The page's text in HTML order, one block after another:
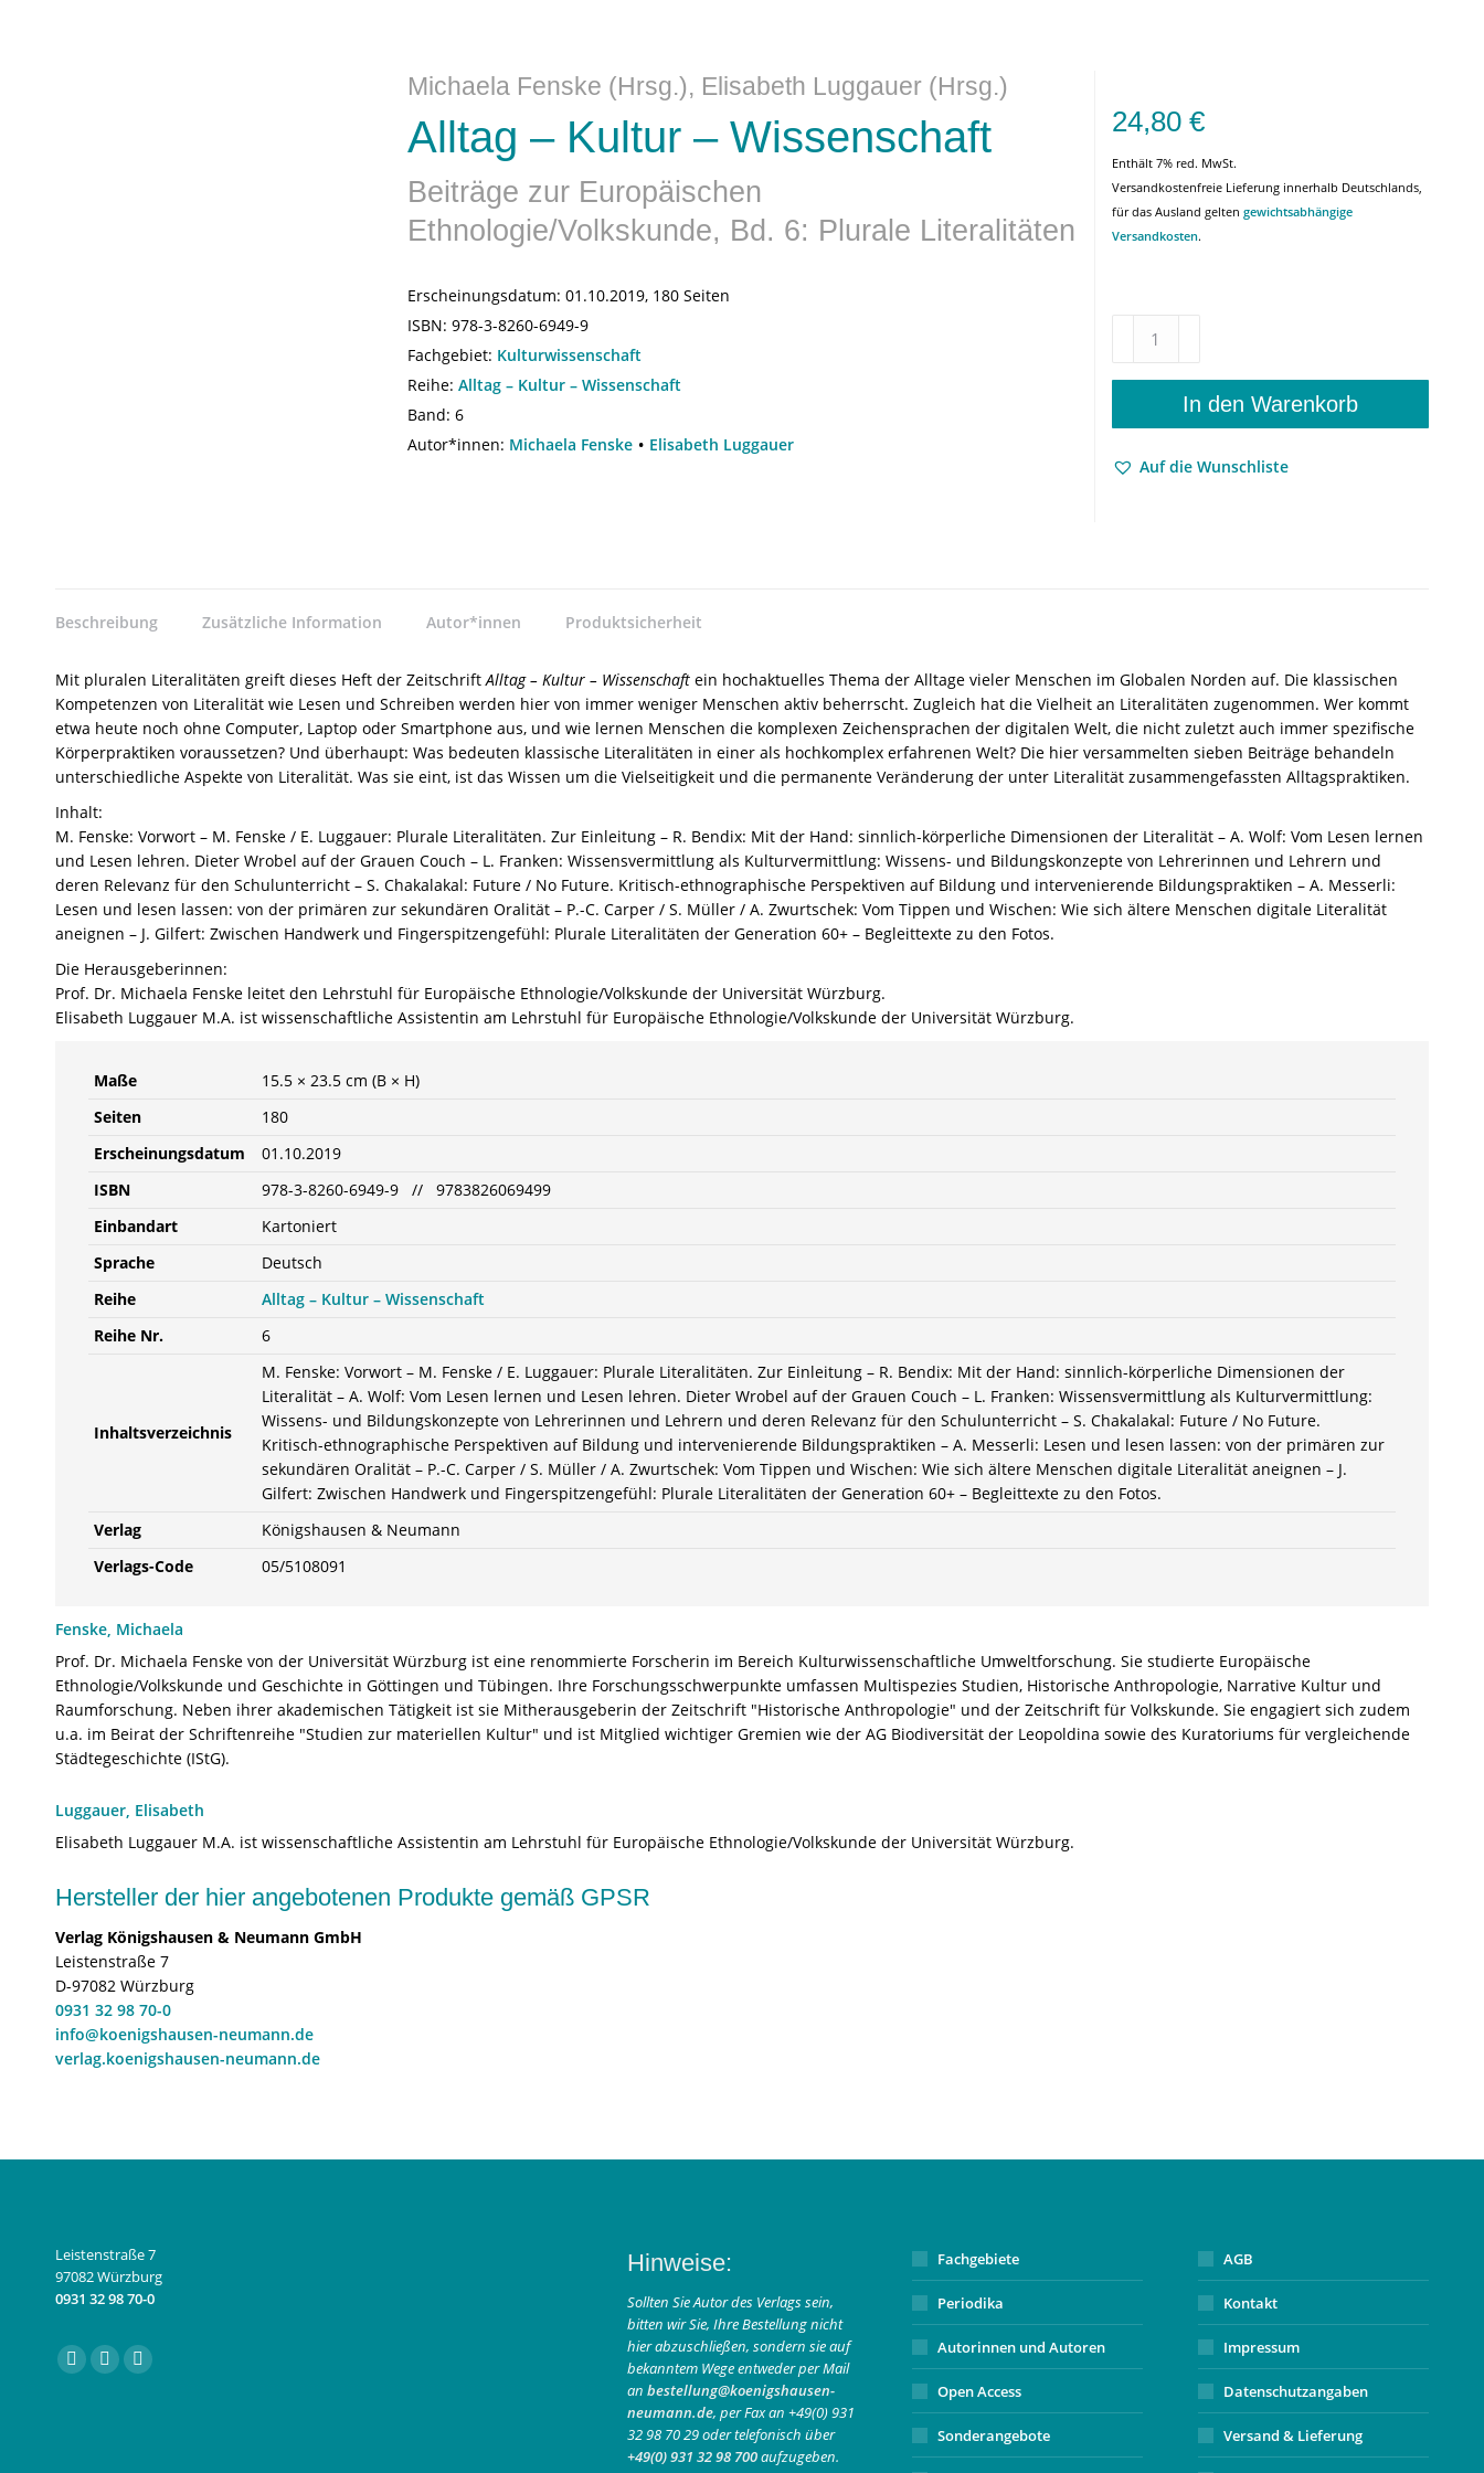
Michaela Fenske (Hrsg.), Elisabeth Luggauer (Hrsg.)
Alltag – Kultur – Wissenschaft
Beiträge zur Europäischen
Ethnologie/Volkskunde, Bd. 6: Plurale Literalitäten
Erscheinungsdatum: 01.10.2019, 180 Seiten
ISBN: 978-3-8260-6949-9
Fachgebiet: Kulturwissenschaft
Reihe: Alltag – Kultur – Wissenschaft
Band: 6
Autor*innen: Michaela Fenske Elisabeth Luggauer
24,80 €
Enthält 7% red. MwSt.
Versandkostenfreie Lieferung innerhalb Deutschlands,
für das Ausland gelten gewichtsabhängige
Versandkosten.
Wissenschaft
Beiträge
Michaela
Fenske
(Hrsg.),
Elisabeth
Luggauer
–
ISBN
9783826069499
/
In den Warenkorb
Auf die Wunschliste
Beschreibung Zusätzliche Information Autor*innen Produktsicherheit
Mit pluralen Literalitäten greift dieses Heft der ZeitschriftAlltag – Kultur – Wissenschaft ein hochaktuelles Thema der Alltage vieler Menschen im Globalen Norden auf. Die klassischen
Kompetenzen von Literalität wie Lesen und Schreiben werden hier von immer weniger Menschen aktiv beherrscht. Zugleich hat die Vielheit an Literalitäten zugenommen. Wer kommt
etwa heute noch ohne Computer, Laptop oder Smartphone aus, und wie lernen Menschen die komplexen Zeichensprachen der digitalen Welt, die nicht zuletzt auch immer spezifische
Körperpraktiken voraussetzen? Und überhaupt: Was bedeuten klassische Literalitäten in einer als hochkomplex erfahrenen Welt? Die hier versammelten sieben Beiträge behandeln
unterschiedliche Aspekte von Literalität. Was sie eint, ist das Wissen um die Vielseitigkeit und die permanente Veränderung der unter Literalität zusammengefassten Alltagspraktiken.
Inhalt:
M. Fenske: Vorwort – M. Fenske / E. Luggauer: Plurale Literalitäten. Zur Einleitung – R. Bendix: Mit der Hand: sinnlich-körperliche Dimensionen der Literalität – A. Wolf: Vom Lesen lernen
und Lesen lehren. Dieter Wrobel auf der Grauen Couch – L. Franken: Wissensvermittlung als Kulturvermittlung: Wissens- und Bildungskonzepte von Lehrerinnen und Lehrern und
deren Relevanz für den Schulunterricht – S. Chakalakal: Future / No Future. Kritisch-ethnographische Perspektiven auf Bildung und intervenierende Bildungspraktiken – A. Messerli:
Lesen und lesen lassen: von der primären zur sekundären Oralität – P.-C. Carper / S. Müller / A. Zwurtschek: Vom Tippen und Wischen: Wie sich ältere Menschen digitale Literalität
aneignen – J. Gilfert: Zwischen Handwerk und Fingerspitzengefühl: Plurale Literalitäten der Generation 60+ – Begleittexte zu den Fotos.
Die Herausgeberinnen:
Prof. Dr. Michaela Fenske leitet den Lehrstuhl für Europäische Ethnologie/Volkskunde der Universität Würzburg.
Elisabeth Luggauer M.A. ist wissenschaftliche Assistentin am Lehrstuhl für Europäische Ethnologie/Volkskunde der Universität Würzburg.
Maße
15.5 × 23.5 cm (B × H)
Seiten
180
Erscheinungsdatum
01.10.2019
ISBN
978-3-8260-6949-9 // 9783826069499
Einbandart
Kartoniert
Sprache
Deutsch
Reihe
Alltag – Kultur – Wissenschaft
Reihe Nr.
6
Inhaltsverzeichnis
M. Fenske: Vorwort – M. Fenske / E. Luggauer: Plurale Literalitäten. Zur Einleitung – R. Bendix: Mit der Hand: sinnlich-körperliche Dimensionen der
Literalität – A. Wolf: Vom Lesen lernen und Lesen lehren. Dieter Wrobel auf der Grauen Couch – L. Franken: Wissensvermittlung als Kulturvermittlung:
Wissens- und Bildungskonzepte von Lehrerinnen und Lehrern und deren Relevanz für den Schulunterricht – S. Chakalakal: Future / No Future.
Kritisch-ethnographische Perspektiven auf Bildung und intervenierende Bildungspraktiken – A. Messerli: Lesen und lesen lassen: von der primären zur
sekundären Oralität – P.-C. Carper / S. Müller / A. Zwurtschek: Vom Tippen und Wischen: Wie sich ältere Menschen digitale Literalität aneignen – J.
Gilfert: Zwischen Handwerk und Fingerspitzengefühl: Plurale Literalitäten der Generation 60+ – Begleittexte zu den Fotos.
Verlag
Königshausen & Neumann
Verlags-Code
05/5108091
Fenske, Michaela
Prof. Dr. Michaela Fenske von der Universität Würzburg ist eine renommierte Forscherin im Bereich Kulturwissenschaftliche Umweltforschung. Sie studierte Europäische
Ethnologie/Volkskunde und Geschichte in Göttingen und Tübingen. Ihre Forschungsschwerpunkte umfassen Multispezies Studien, Historische Anthropologie, Narrative Kultur und
Raumforschung. Neben ihrer akademischen Tätigkeit ist sie Mitherausgeberin der Zeitschrift "Historische Anthropologie" und der Zeitschrift für Volkskunde. Sie engagiert sich zudem
u.a. im Beirat der Schriftenreihe "Studien zur materiellen Kultur" und ist Mitglied wichtiger Gremien wie der AG Biodiversität der Leopoldina sowie des Kuratoriums für vergleichende
Städtegeschichte (IStG).
Luggauer, Elisabeth
Elisabeth Luggauer M.A. ist wissenschaftliche Assistentin am Lehrstuhl für Europäische Ethnologie/Volkskunde der Universität Würzburg.
Hersteller der hier angebotenen Produkte gemäß GPSR
Verlag Königshausen & Neumann GmbH
Leistenstraße 7
D-97082 Würzburg
0931 32 98 70-0
info@koenigshausen-neumann.de
verlag.koenigshausen-neumann.de
Leistenstraße 7
97082 Würzburg
0931 32 98 70-0
Finden Sie uns auf:
FacebookInstagram
E-
Hinweise:
Sollten Sie Autor des Verlags sein,
bitten wir Sie, Ihre Bestellung nicht
hier abzuschließen, sondern sie auf
bekanntem Wege entweder per Mail
an bestellung@koenigshausen-
neumann.de, per Fax an +49(0) 931
32 98 70 29 oder telefonisch über
+49(0) 931 32 98 700aufzugeben.
Fachgebiete
Periodika
Autorinnen und Autoren
Open Access
Sonderangebote
AGB
Kontakt
Impressum
Datenschutzangaben
Versand & Lieferung